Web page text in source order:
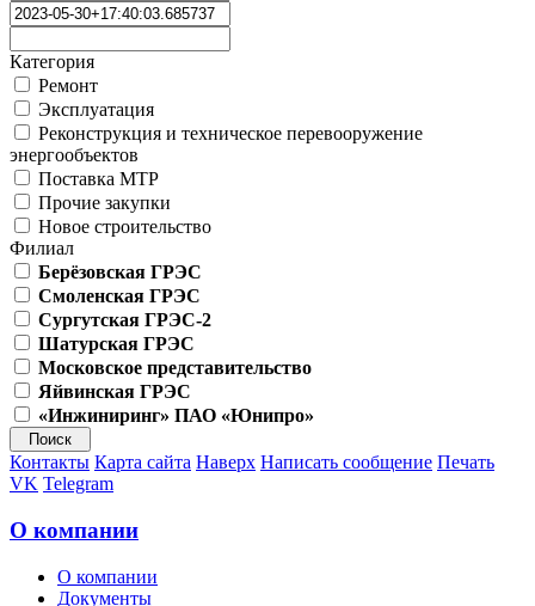
Категория
Ремонт
Эксплуатация
Реконструкция и техническое перевооружение
энергообъектов
Поставка МТР
Прочие закупки
Новое строительство
Филиал
Берёзовская ГРЭС
Смоленская ГРЭС
Сургутская ГРЭС-2
Шатурская ГРЭС
Московское представительство
Яйвинская ГРЭС
«Инжиниринг» ПАО «Юнипро»
Контакты Карта сайта Наверх Написать сообщение Печать
VK Telegram
О компании
О компании
Документы